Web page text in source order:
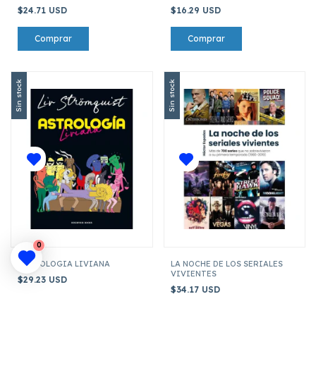
$24.71 USD $16.29 USD
Sin stock
ASTROLOGIA LIVIANA
$29.23 USD
Sin stock
LA NOCHE DE LOS SERIALES
VIVIENTES
$34.17 USD
0